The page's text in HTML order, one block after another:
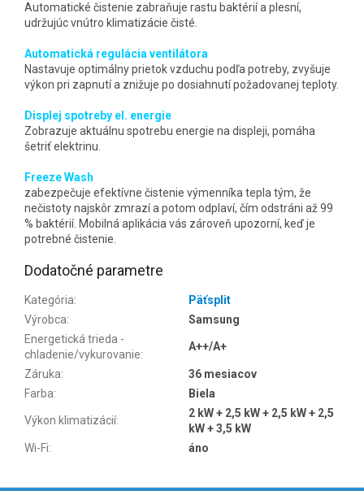
Automatické čistenie zabraňuje rastu baktérií a plesní,
udržujúc vnútro klimatizácie čisté.
Automatická regulácia ventilátora
Nastavuje optimálny prietok vzduchu podľa potreby, zvyšuje
výkon pri zapnutí a znižuje po dosiahnutí požadovanej teploty.
Displej spotreby el. energie
Zobrazuje aktuálnu spotrebu energie na displeji, pomáha
šetriť elektrinu.
Freeze Wash
zabezpečuje efektívne čistenie výmenníka tepla tým, že
nečistoty najskôr zmrazí a potom odplaví, čím odstráni až 99
% baktérií. Mobilná aplikácia vás zároveň upozorní, keď je
potrebné čistenie.
Dodatočné parametre
Kategória:
Päťsplit
Výrobca:
Samsung
Energetická trieda -
chladenie/vykurovanie:
A++/A+
Záruka:
36 mesiacov
Farba: Biela
Výkon klimatizácií:
2 kW + 2,5 kW + 2,5 kW + 2,5
kW + 3,5 kW
Wi-Fi: áno